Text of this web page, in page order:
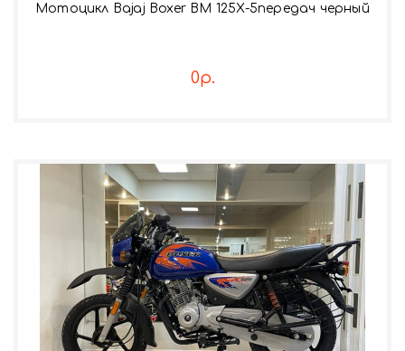
Мотоцикл Bajaj Boxer BM 125X-5передач черный
0р.